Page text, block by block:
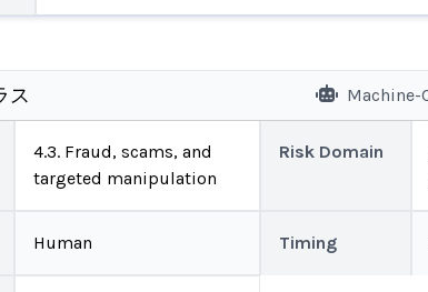
ス Machine-
4.3. Fraud, scams, and
targeted manipulation
Risk Domain
Human Timing